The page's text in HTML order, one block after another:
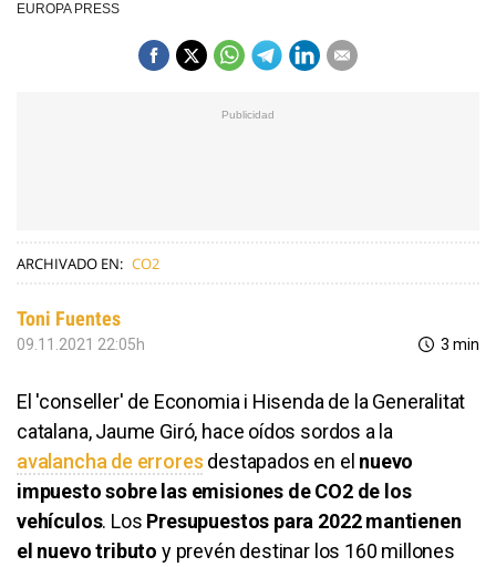
EUROPA PRESS
ARCHIVADO EN: CO2
Toni Fuentes
09.11.2021 22:05h 3 min
El 'conseller' de Economia i Hisenda de la Generalitat
catalana, Jaume Giró, hace oídos sordos a la
avalancha de errores destapados en el nuevo
impuesto sobre las emisiones de CO2 de los
vehículos. Los Presupuestos para 2022 mantienen
el nuevo tributo y prevén destinar los 160 millones